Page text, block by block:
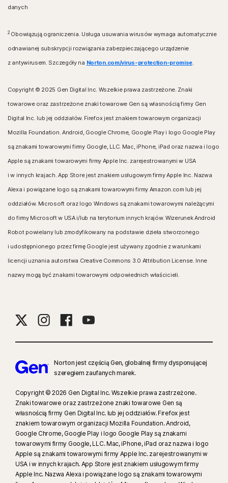
danych
2 Obowiązują ograniczenia. Usługa usuwania wirusów wymaga automatycznie
odnawianej subskrypcji rozwiązania zabezpieczającego urządzenie
z antywirusem. Szczegóły na Norton.com/virus-protection-promise.
Copyright © 2025 Gen Digital Inc. Wszelkie prawa zastrzeżone. Znaki
towarowe oraz zastrzeżone znaki towarowe Gen są własnością firmy Gen
Digital Inc. lub jej oddziałów. Firefox jest znakiem towarowym organizacji
Mozilla Foundation. Android, Google Chrome, Google Play i logo Google Play
są znakami towarowymi firmy Google, LLC. Mac, iPhone, iPad oraz nazwa i logo
Apple są znakami towarowymi firmy Apple Inc. zarejestrowanymi w USA
i w innych krajach. App Store jest znakiem usługowym firmy Apple Inc. Nazwa
Alexa i powiązane logo są znakami towarowymi firmy Amazon.com lub jej
oddziałów. Microsoft oraz logo Windows są znakami towarowymi należącymi
do firmy Microsoft w USA i/lub na terytorium innych krajów. Wizerunek Android
Robot powielany lub zmodyfikowany na podstawie dzieła stworzonego
i udostępnionego przez firmę Google jest używany zgodnie z warunkami
licencji uznania autorstwa Creative Commons 3.0 Attribution License. Inne
nazwy mogą być znakami towarowymi odpowiednich właścicieli.
Norton jest częścią Gen, globalnej firmy dysponującej
szeregiem zaufanych marek.
Copyright © 2026 Gen Digital Inc. Wszelkie prawa zastrzeżone.
Znaki towarowe oraz zastrzeżone znaki towarowe Gen są
własnością firmy Gen Digital Inc. lub jej oddziałów. Firefox jest
znakiem towarowym organizacji Mozilla Foundation. Android,
Google Chrome, Google Play i logo Google Play są znakami
towarowymi firmy Google, LLC. Mac, iPhone, iPad oraz nazwa i logo
Apple są znakami towarowymi firmy Apple Inc. zarejestrowanymi w
USA i w innych krajach. App Store jest znakiem usługowym firmy
Apple Inc. Nazwa Alexa i powiązane logo są znakami towarowymi